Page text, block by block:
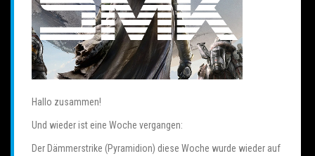
Hallo zusammen!
Und wieder ist eine Woche vergangen:
Der Dämmerstrike (Pyramidion) diese Woche wurde wieder auf